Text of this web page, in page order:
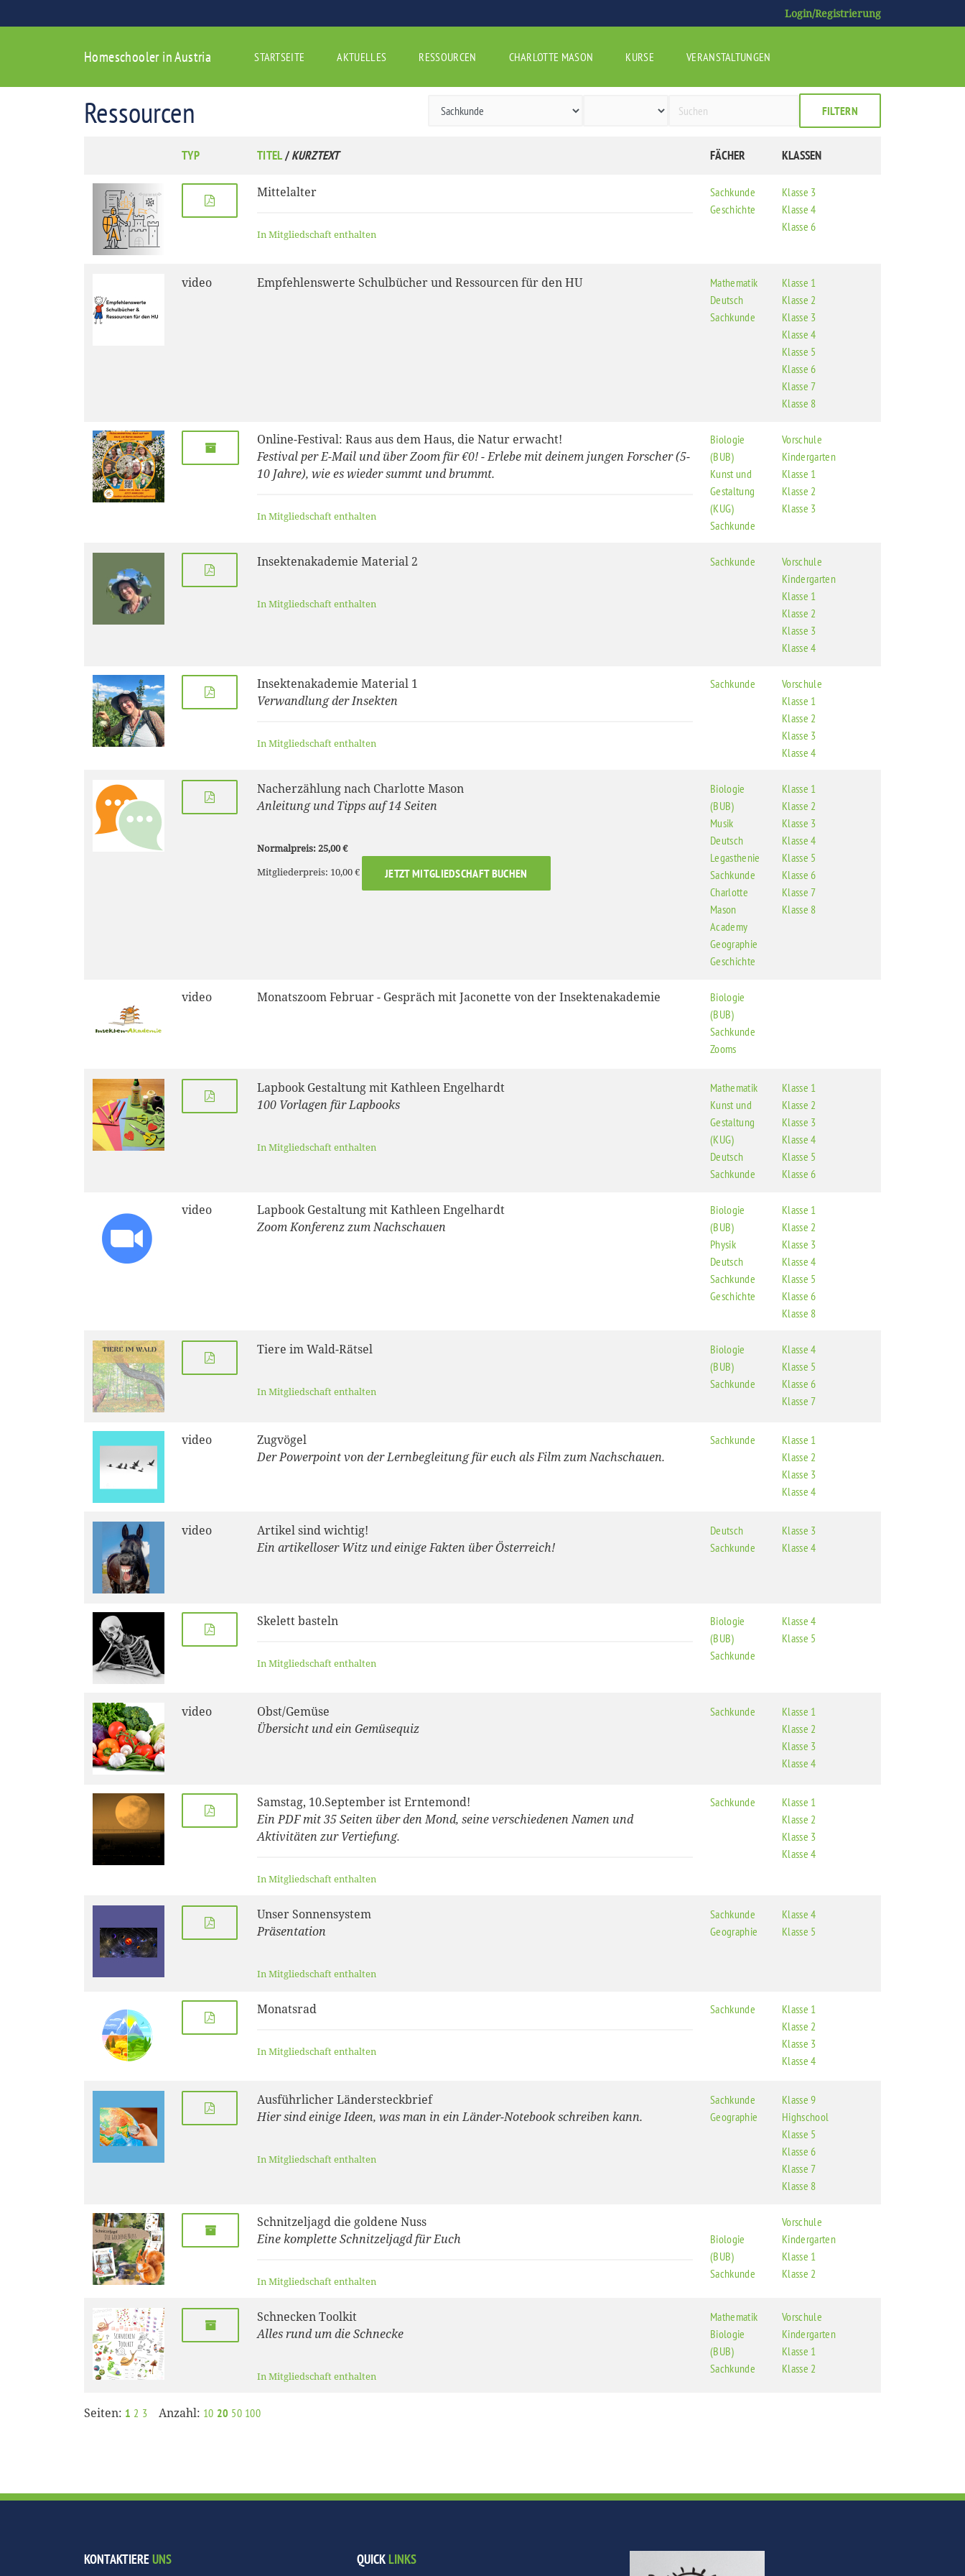
Login/Registrierung
Homeschooler in Austria STARTSEITE AKTUELLES RESSOURCEN CHARLOTTE MASON KURSE VERANSTALTUNGEN
Ressourcen FILTERN
TYP TITEL/KURZTEXT FÄCHER KLASSEN
Mittelalter
In Mitgliedschaft enthalten
Sachkunde
Geschichte
Klasse 3
Klasse 4
Klasse 6
video Empfehlenswerte Schulbücher und Ressourcen für den HU
Mathematik
Deutsch
Sachkunde
Klasse 1
Klasse 2
Klasse 3
Klasse 4
Klasse 5
Klasse 6
Klasse 7
Klasse 8
Online-Festival: Raus aus dem Haus, die Natur erwacht!
Festival per E-Mail und über Zoom für €0! - Erlebe mit deinem jungen Forscher (5-
10 Jahre), wie es wieder summt und brummt.
In Mitgliedschaft enthalten
Biologie
(BUB)
Kunst und
Gestaltung
(KUG)
Sachkunde
Vorschule
Kindergarten
Klasse 1
Klasse 2
Klasse 3
Insektenakademie Material 2
In Mitgliedschaft enthalten
Sachkunde
Vorschule
Kindergarten
Klasse 1
Klasse 2
Klasse 3
Klasse 4
Insektenakademie Material 1
Verwandlung der Insekten
In Mitgliedschaft enthalten
Sachkunde
Vorschule
Klasse 1
Klasse 2
Klasse 3
Klasse 4
Nacherzählung nach Charlotte Mason
Anleitung und Tipps auf 14 Seiten
Normalpreis: 25,00 €
Mitgliederpreis: 10,00 €
JETZT MITGLIEDSCHAFT BUCHEN
Biologie
(BUB)
Musik
Deutsch
Legasthenie
Sachkunde
Charlotte
Mason
Academy
Geographie
Geschichte
Klasse 1
Klasse 2
Klasse 3
Klasse 4
Klasse 5
Klasse 6
Klasse 7
Klasse 8
video Monatszoom Februar - Gespräch mit Jaconette von der Insektenakademie
Biologie
(BUB)
Sachkunde
Zooms
Lapbook Gestaltung mit Kathleen Engelhardt
100 Vorlagen für Lapbooks
In Mitgliedschaft enthalten
Mathematik
Kunst und
Gestaltung
(KUG)
Deutsch
Sachkunde
Klasse 1
Klasse 2
Klasse 3
Klasse 4
Klasse 5
Klasse 6
video
Lapbook Gestaltung mit Kathleen Engelhardt
Zoom Konferenz zum Nachschauen
Biologie
(BUB)
Physik
Deutsch
Sachkunde
Geschichte
Klasse 1
Klasse 2
Klasse 3
Klasse 4
Klasse 5
Klasse 6
Klasse 8
Tiere im Wald-Rätsel
In Mitgliedschaft enthalten
Biologie
(BUB)
Sachkunde
Klasse 4
Klasse 5
Klasse 6
Klasse 7
video
Zugvögel
Der Powerpoint von der Lernbegleitung für euch als Film zum Nachschauen.
Sachkunde
Klasse 1
Klasse 2
Klasse 3
Klasse 4
video
Artikel sind wichtig!
Ein artikelloser Witz und einige Fakten über Österreich!
Deutsch
Sachkunde
Klasse 3
Klasse 4
Skelett basteln
In Mitgliedschaft enthalten
Biologie
(BUB)
Sachkunde
Klasse 4
Klasse 5
video
Obst/Gemüse
Übersicht und ein Gemüsequiz
Sachkunde
Klasse 1
Klasse 2
Klasse 3
Klasse 4
Samstag, 10.September ist Erntemond!
Ein PDF mit 35 Seiten über den Mond, seine verschiedenen Namen und
Aktivitäten zur Vertiefung.
In Mitgliedschaft enthalten
Sachkunde
Klasse 1
Klasse 2
Klasse 3
Klasse 4
Unser Sonnensystem
Präsentation
In Mitgliedschaft enthalten
Sachkunde
Geographie
Klasse 4
Klasse 5
Monatsrad
In Mitgliedschaft enthalten
Sachkunde
Klasse 1
Klasse 2
Klasse 3
Klasse 4
Ausführlicher Ländersteckbrief
Hier sind einige Ideen, was man in ein Länder-Notebook schreiben kann.
In Mitgliedschaft enthalten
Sachkunde
Geographie
Klasse 9
Highschool
Klasse 5
Klasse 6
Klasse 7
Klasse 8
Schnitzeljagd die goldene Nuss
Eine komplette Schnitzeljagd für Euch
In Mitgliedschaft enthalten
Biologie
(BUB)
Sachkunde
Vorschule
Kindergarten
Klasse 1
Klasse 2
Schnecken Toolkit
Alles rund um die Schnecke
In Mitgliedschaft enthalten
Mathematik
Biologie
(BUB)
Sachkunde
Vorschule
Kindergarten
Klasse 1
Klasse 2
Seiten: 1 2 3Anzahl: 10 20 50 100
KONTAKTIEREUNS QUICKLINKS